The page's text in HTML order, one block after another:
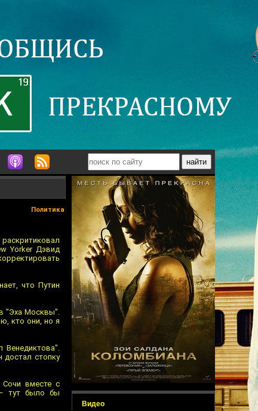
Видео
Политика
Yorker Дэвид
что Путин
"Эха Москвы".
кто они, но я
Венедиктова".
достал стопку
вместе с
– тут было бы